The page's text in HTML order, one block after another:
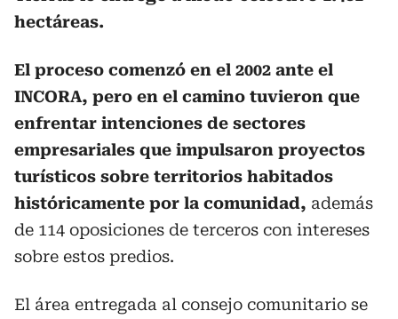
hectáreas.
El proceso comenzó en el 2002 ante el
INCORA, pero en el camino tuvieron que
enfrentar intenciones de sectores
empresariales que impulsaron proyectos
turísticos sobre territorios habitados
históricamente por la comunidad, además
de 114 oposiciones de terceros con intereses
sobre estos predios.
El área entregada al consejo comunitario se